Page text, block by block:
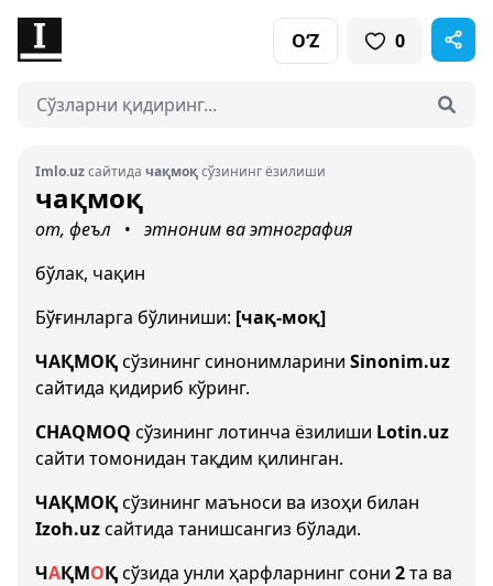
O‘Z 0
Imlo.uzсайтида чақмоқсўзининг ёзилиши
чақмоқ
от, феъл •
этноним ва этнография
бўлак, чақин
Бўғинларга бўлиниши: [чақ-моқ]
ЧАҚМОҚсўзининг синонимларини Sinonim.uz
сайтида қидириб кўринг.
CHAQMOQ сўзининг лотинча ёзилиши Lotin.uz
сайти томонидан тақдим қилинган.
ЧАҚМОҚсўзининг маъноси ва изоҳи билан
Izoh.uzсайтида танишсангиз бўлади.
ЧАҚМОҚсўзида унли ҳарфларнинг сони 2та ва